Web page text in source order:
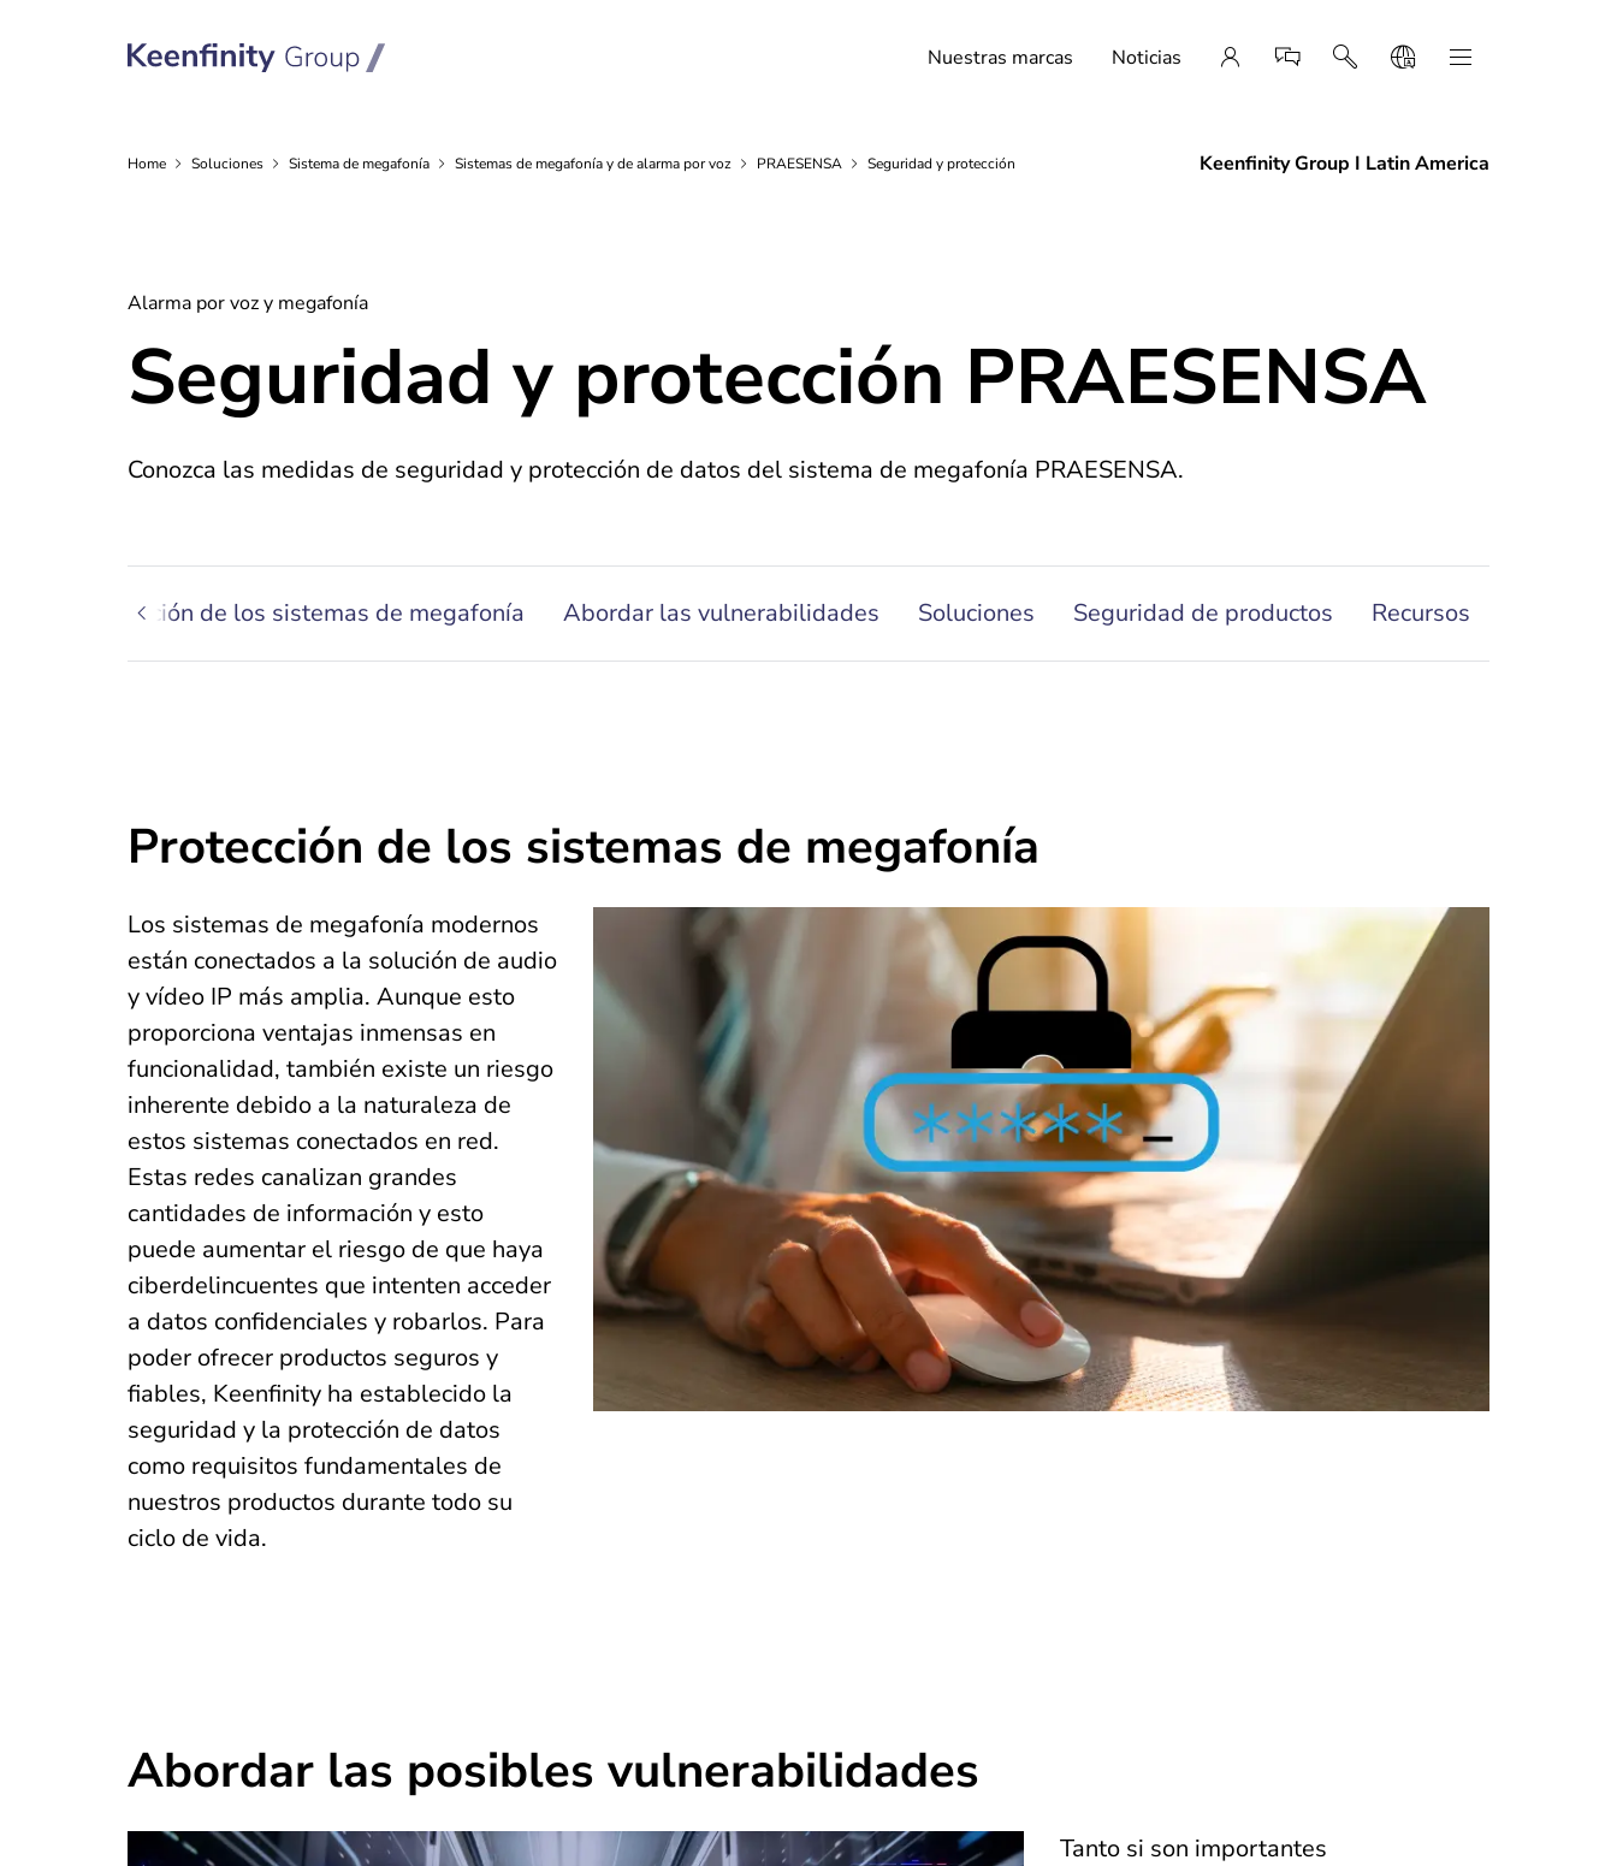
Nuestras marcas Noticias
Home Soluciones Sistema de megafonía Sistemas de megafonía y de alarma porvoz PRAESENSA Seguridad y protección Keenfinity Group I Latin America
Alarma por voz y megafonía
Seguridad y protección PRAESENSA
Conozca las medidas de seguridad y protección de datos del sistema de megafonía PRAESENSA.
Protección de los sistemas de megafonía Abordar las vulnerabilidades Soluciones Seguridad de productos Recursos
Protección de los sistemas de megafonía
Los sistemas de megafonía modernos
están conectados a la solución de audio
y vídeo IP más amplia. Aunque esto
proporciona ventajas inmensas en
funcionalidad, también existe un riesgo
inherente debido a la naturaleza de
estos sistemas conectados en red.
Estas redes canalizan grandes
cantidades de información y esto
puede aumentar el riesgo de que haya
ciberdelincuentes que intenten acceder
a datos confidenciales y robarlos. Para
poder ofrecer productos seguros y
fiables, Keenfinity ha establecido la
seguridad y la protección de datos
como requisitos fundamentales de
nuestros productos durante todo su
ciclo de vida.
Abordar las posibles vulnerabilidades
Tanto si son importantes